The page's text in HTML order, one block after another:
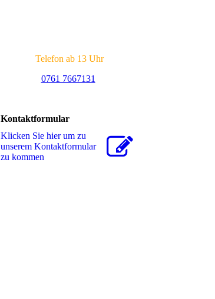
Telefon ab 13 Uhr
0761 7667131
Kontaktformular
Klicken Sie hier um zu
unserem Kon­takt­for­mu­lar
zu kommen